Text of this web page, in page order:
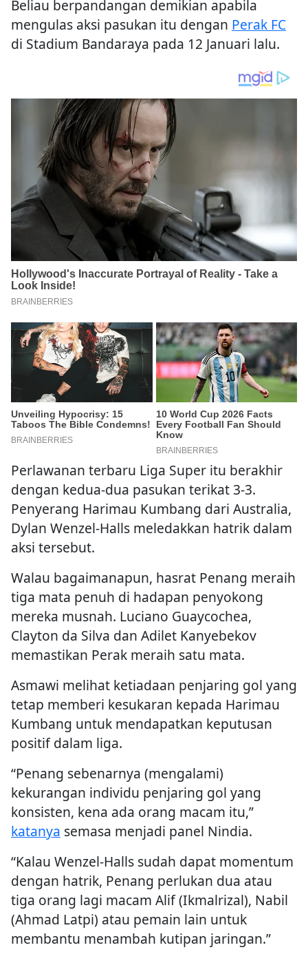
Beliau berpandangan demikian apabila
mengulas aksi pasukan itu dengan Perak FC
di Stadium Bandaraya pada 12 Januari lalu.
Perlawanan terbaru Liga Super itu berakhir
dengan kedua-dua pasukan terikat 3-3.
Penyerang Harimau Kumbang dari Australia,
Dylan Wenzel-Halls meledakkan hatrik dalam
aksi tersebut.
Walau bagaimanapun, hasrat Penang meraih
tiga mata penuh di hadapan penyokong
mereka musnah. Luciano Guaycochea,
Clayton da Silva dan Adilet Kanyebekov
memastikan Perak meraih satu mata.
Asmawi melihat ketiadaan penjaring gol yang
tetap memberi kesukaran kepada Harimau
Kumbang untuk mendapatkan keputusan
positif dalam liga.
“Penang sebenarnya (mengalami)
kekurangan individu penjaring gol yang
konsisten, kena ada orang macam itu,”
katanya semasa menjadi panel Nindia.
“Kalau Wenzel-Halls sudah dapat momentum
dengan hatrik, Penang perlukan dua atau
tiga orang lagi macam Alif (Ikmalrizal), Nabil
(Ahmad Latpi) atau pemain lain untuk
membantu menambah kutipan jaringan.”